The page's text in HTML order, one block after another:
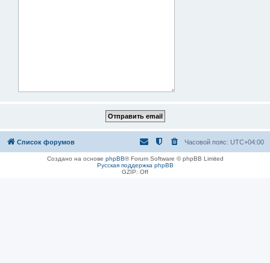
Список форумов Часовой пояс: UTC+04:00
Создано на основе phpBB® Forum Software © phpBB Limited
Русская поддержка phpBB
GZIP: Off